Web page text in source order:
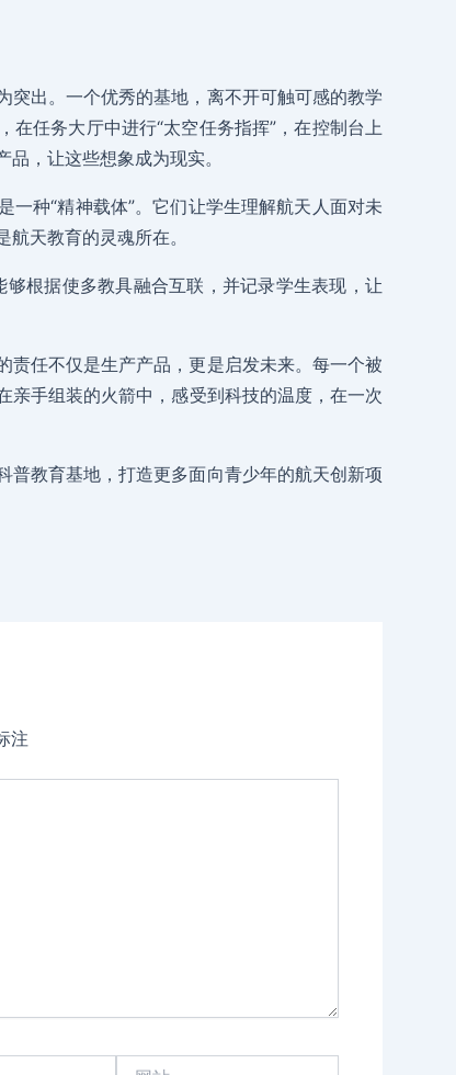
突出。一个优秀的基地，离不开可触可感的教学
任务大厅中进行“太空任务指挥”，在控制台上
，让这些想象成为现实。
种“精神载体”。它们让学生理解航天人面对未
天教育的灵魂所在。
根据使多教具融合互联，并记录学生表现，让
责任不仅是生产产品，更是启发未来。每一个被
亲手组装的火箭中，感受到科技的温度，在一次
普教育基地，打造更多面向青少年的航天创新项
注